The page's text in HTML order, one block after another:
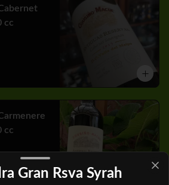
cc
cc
Gran Rsva Syrah